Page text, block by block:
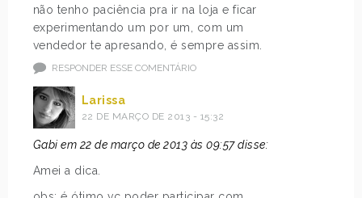
não tenho paciência pra ir na loja e ficar
experimentando um por um, com um
vendedor te apresando, é sempre assim.
RESPONDER ESSE COMENTÁRIO
Larissa
22 DE MARÇO DE 2013 - 15:32
Gabi em 22 de março de 2013 às 09:57 disse:
Amei a dica.